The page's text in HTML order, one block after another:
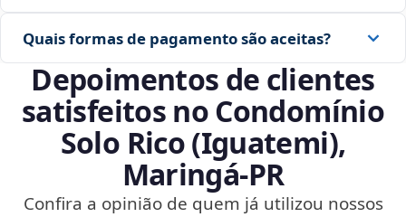
Quais formas de pagamento são aceitas?
Depoimentos de clientes
satisfeitos no Condomínio
Solo Rico (Iguatemi),
Maringá‑PR
Confira a opinião de quem já utilizou nossos